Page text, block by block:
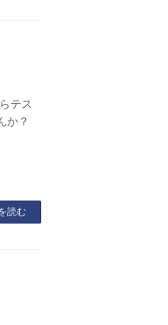
テス
か？
読む